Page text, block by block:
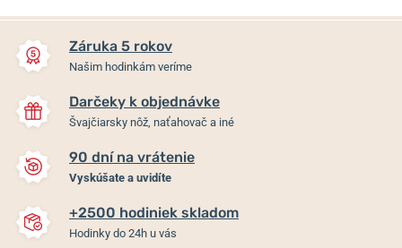
Záruka 5 rokov
Našim hodinkám veríme
Darčeky k objednávke
Švajčiarsky nôž, naťahovač a iné
90 dní na vrátenie
Vyskúšate a uvidíte
+2500 hodiniek skladom
Hodinky do 24h u vás